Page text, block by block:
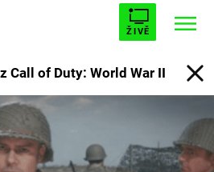
ŽIVĚ
BUFFY, PŘEMOŽITELKA UPÍRŮ
AVENGERS 5
Call of Duty: World War II